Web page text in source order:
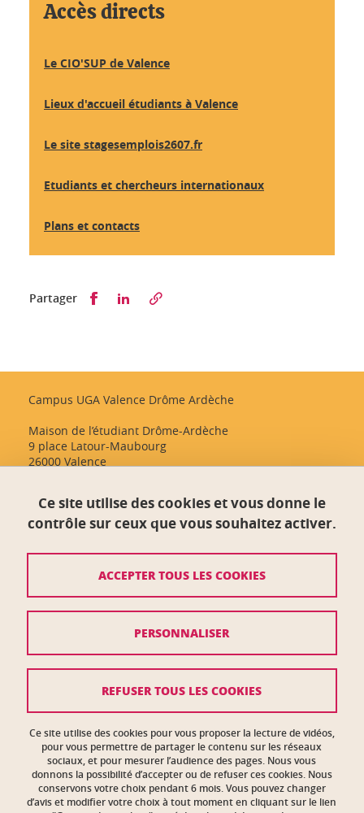
Accès directs
Le CIO'SUP de Valence
Lieux d'accueil étudiants à Valence
Le site stagesemplois2607.fr
Etudiants et chercheurs internationaux
Plans et contacts
Partager Partager sur Facebook
Partager sur LinkedIn
Campus UGA Valence Drôme Ardèche
Maison de l’étudiant Drôme-Ardèche
9 place Latour-Maubourg
26000 Valence
Crédits
Mentions légales
Données personnelles
Plans et contacts
Intranet des personnels
Accessibilité : non conforme
Ce site utilise des cookies et vous donne le
contrôle sur ceux que vous souhaitez activer.
Ce site utilise des cookies pour vous proposer la lecture de vidéos,
pour vous permettre de partager le contenu sur les réseaux
sociaux, et pour mesurer l’audience des pages. Nous vous
donnons la possibilité d’accepter ou de refuser ces cookies. Nous
conservons votre choix pendant 6 mois. Vous pouvez changer
d’avis et modifier votre choix à tout moment en cliquant sur le lien
ACCEPTER TOUS LES COOKIES
REFUSER TOUS LES COOKIES
PERSONNALISER